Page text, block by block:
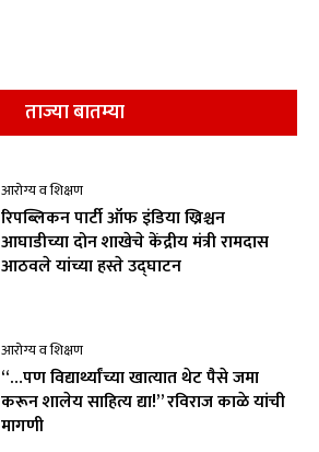
ताज्या बातम्या
आरोग्य व शिक्षण
रिपब्लिकन पार्टी ऑफ इंडिया ख्रिश्चन
आघाडीच्या दोन शाखेचे केंद्रीय मंत्री रामदास
आठवले यांच्या हस्ते उद्घाटन
आरोग्य व शिक्षण
“…पण विद्यार्थ्यांच्या खात्यात थेट पैसे जमा
करून शालेय साहित्य द्या!” रविराज काळे यांची
मागणी